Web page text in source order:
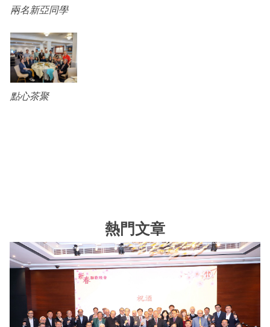
兩名新亞同學
點心茶聚
熱門文章